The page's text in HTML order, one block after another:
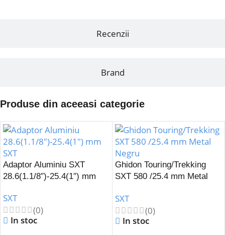
Recenzii
Brand
Produse din aceeasi categorie
Adaptor Aluminiu SXT
28.6(1.1/8″)-25.4(1″) mm
SXT
(0)
In stoc
Ghidon Touring/Trekking
SXT 580 /25.4 mm Metal
SXT
(0)
In stoc